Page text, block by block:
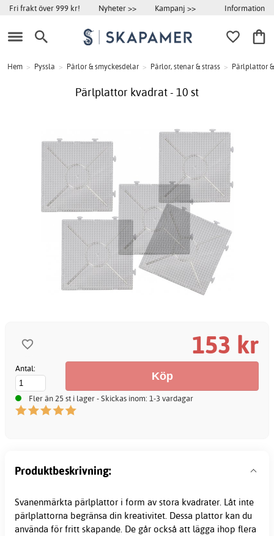
Fri frakt över 999 kr! Nyheter >> Kampanj >> Information
Hem > Pyssla > Pärlor & smyckesdelar > Pärlor, stenar & strass > Pärlplattor
Pärlplattor kvadrat - 10 st
153 kr
Antal:
Fler än 25 st i lager - Skickas inom: 1-3 vardagar
Produktbeskrivning:
Svanenmärkta pärlplattor i form av stora kvadrater. Låt inte
pärlplattorna begränsa din kreativitet. Dessa plattor kan du
använda för fritt skapande. De går också att lägga ihop flera